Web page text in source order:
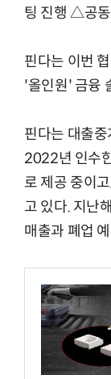
팅 진행 △공동
핀다는 이번
'올인원' 금융
핀다는 대출
2022년 인수
로 제공 중이
고 있다. 지난
매출과 폐업